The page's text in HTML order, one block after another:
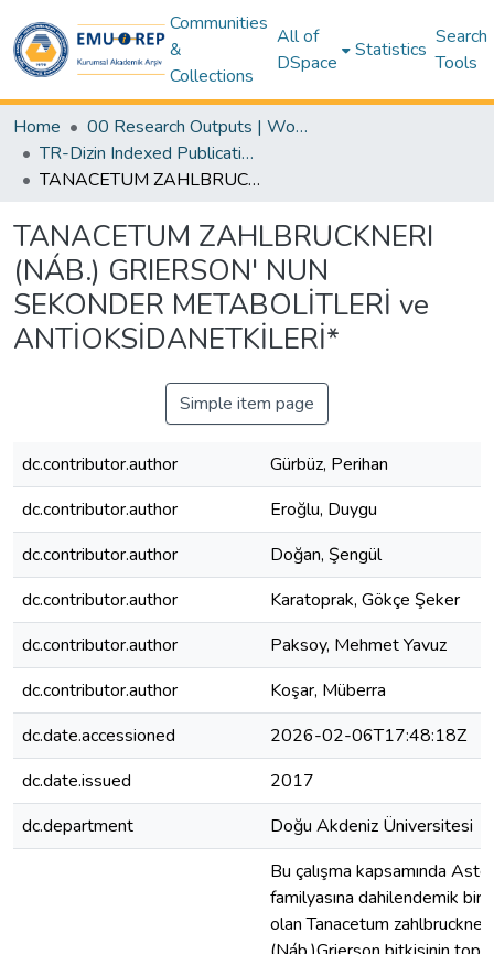
Communities
&
Collections
All of
DSpace
Statistics
Search
Tools
Home
00 Research Outputs | WoS | Scopus | TR-Dizin | PubMed
TR-Dizin Indexed Publications Collection
TANACETUM ZAHLBRUCKNERI (NÁB.) GRIERSON' NUN SEKONDER METABOLİTLERİ ve ANTİOKSİDANETKİLERİ*
TANACETUM ZAHLBRUCKNERI
(NÁB.) GRIERSON' NUN
SEKONDER METABOLİTLERİ ve
ANTİOKSİDANETKİLERİ*
Simple item page
dc.contributor.author
Gürbüz, Perihan
dc.contributor.author
Eroğlu, Duygu
dc.contributor.author
Doğan, Şengül
dc.contributor.author
Karatoprak, Gökçe Şeker
dc.contributor.author
Paksoy, Mehmet Yavuz
dc.contributor.author
Koşar, Müberra
dc.date.accessioned
2026-02-06T17:48:18Z
dc.date.issued
2017
dc.department
Doğu Akdeniz Üniversitesi
Bu çalışma kapsamında
familyasına dahilendemik bir
olan Tanacetum zahlbruckneri